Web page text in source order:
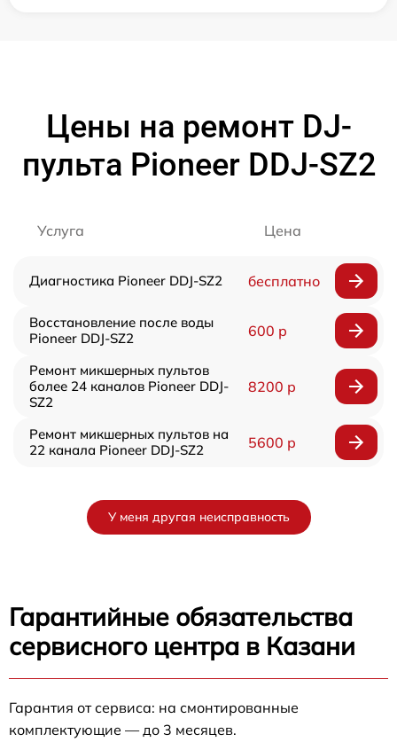
Цены на ремонт DJ-
пульта Pioneer DDJ-SZ2
Услуга Цена
Диагностика Pioneer DDJ-SZ2 бесплатно
Восстановление после воды
Pioneer DDJ-SZ2
600 р
Ремонт микшерных пультов
более 24 каналов Pioneer DDJ-
SZ2
8200 р
Ремонт микшерных пультов на
22 канала Pioneer DDJ-SZ2
5600 р
У меня другая неисправность
Гарантийные обязательства
сервисного центра в Казани
Гарантия от сервиса: на смонтированные
комплектующие — до 3 месяцев.